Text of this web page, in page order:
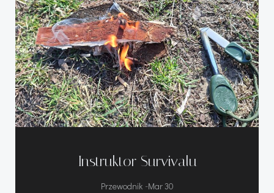
Instruktor Survivalu
Przewodnik -Mar 30